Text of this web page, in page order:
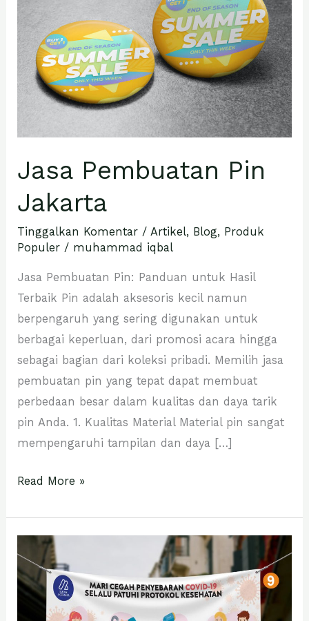
Jasa Pembuatan Pin
Jakarta
Tinggalkan Komentar /Artikel, Blog, Produk
Populer / muhammad iqbal
Jasa Pembuatan Pin: Panduan untuk Hasil
Terbaik Pin adalah aksesoris kecil namun
berpengaruh yang sering digunakan untuk
berbagai keperluan, dari promosi acara hingga
sebagai bagian dari koleksi pribadi. Memilih jasa
pembuatan pin yang tepat dapat membuat
perbedaan besar dalam kualitas dan daya tarik
pin Anda. 1. Kualitas Material Material pin sangat
mempengaruhi tampilan dan daya […]
Jakarta
Read More »
Cetak
Spanduk
Berkulitas